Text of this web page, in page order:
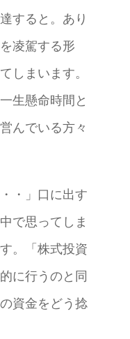
すると。あり
凌駕する形
しまいます。
生懸命時間と
んでいる方々
・」口に出す
で思ってしま
。「株式投資
に行うのと同
資金をどう捻